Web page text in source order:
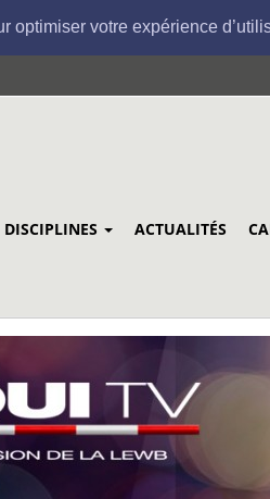
optimiser votre expérience
DISCIPLINES ACTUALITÉS